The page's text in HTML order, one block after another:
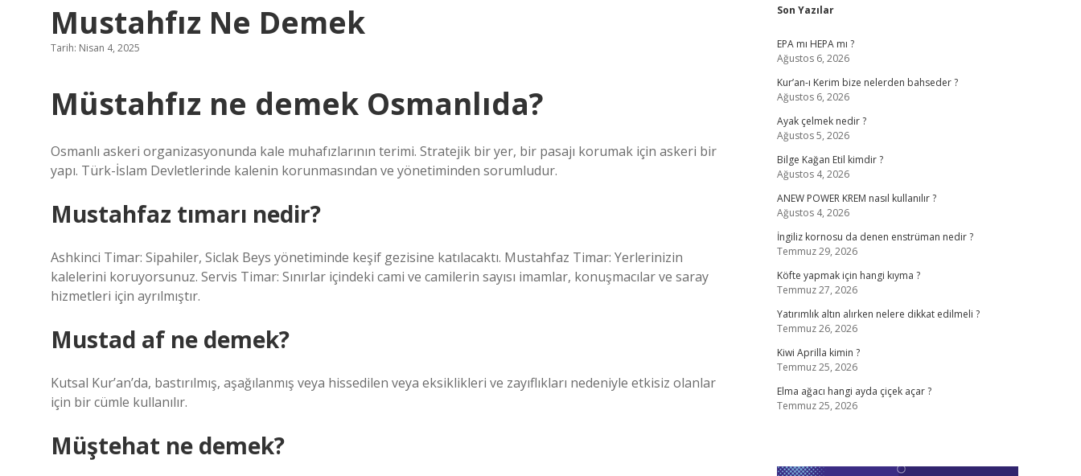
Mustahfız Ne Demek
Tarih: Nisan 4, 2025
Müstahfız ne demek Osmanlıda?
Osmanlı askeri organizasyonunda kale muhafızlarının terimi. Stratejik bir yer, bir pasajı korumak için askeri bir
yapı. Türk-İslam Devletlerinde kalenin korunmasından ve yönetiminden sorumludur.
Mustahfaz tımarı nedir?
Ashkinci Timar: Sipahiler, Siclak Beys yönetiminde keşif gezisine katılacaktı. Mustahfaz Timar: Yerlerinizin
kalelerini koruyorsunuz. Servis Timar: Sınırlar içindeki cami ve camilerin sayısı imamlar, konuşmacılar ve saray
hizmetleri için ayrılmıştır.
Mustad af ne demek?
Kutsal Kur’an’da, bastırılmış, aşağılanmış veya hissedilen veya eksiklikleri ve zayıflıkları nedeniyle etkisiz olanlar
için bir cümle kullanılır.
Müştehat ne demek?
Sidebar
Son Yazılar
EPA mı HEPA mı ?
Ağustos 6, 2026
Kur’an-ı Kerim bize nelerden bahseder ?
Ağustos 6, 2026
Ayak çelmek nedir ?
Ağustos 5, 2026
Bilge Kağan Etil kimdir ?
Ağustos 4, 2026
ANEW POWER KREM nasıl kullanılır ?
Ağustos 4, 2026
İngiliz kornosu da denen enstrüman nedir ?
Temmuz 29, 2026
Köfte yapmak için hangi kıyma ?
Temmuz 27, 2026
Yatırımlık altın alırken nelere dikkat edilmeli ?
Temmuz 26, 2026
Kiwi Aprilla kimin ?
Temmuz 25, 2026
Elma ağacı hangi ayda çiçek açar ?
Temmuz 25, 2026